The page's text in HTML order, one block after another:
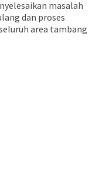
masalah
dan proses
area tambang